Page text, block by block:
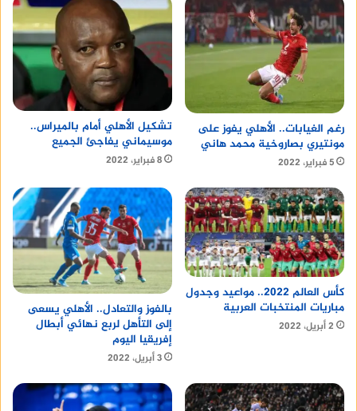
دوليين مهمين وتحت ضغط كبير ونحن معتادون على
هذا.
تعرف علىطريقة عمل الويب سايت
samsung note 10 plus back cover
رغم الغيابات.. الأهلي يفوز على
مونتيري بصاروخية محمد هاني
5 فبراير، 2022
تشكيل الأهلي أمام بالميراس..
موسيماني يفاجئ الجميع
8 فبراير، 2022
كأس العالم 2022.. مواعيد وجدول
مباريات المنتخبات العربية
2 أبريل، 2022
بالفوز والتعادل.. الأهلي يسعى
إلى التأهل لربع نهائي أبطال
إفريقيا اليوم
3 أبريل، 2022